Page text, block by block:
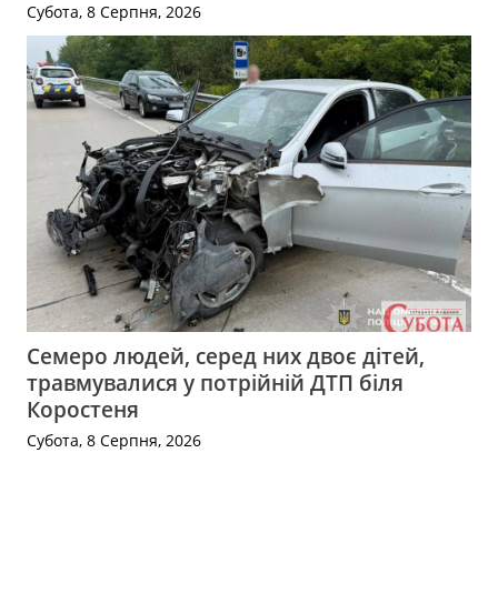
Субота, 8 Серпня, 2026
Семеро людей, серед них двоє дітей,
травмувалися у потрійній ДТП біля
Коростеня
Субота, 8 Серпня, 2026